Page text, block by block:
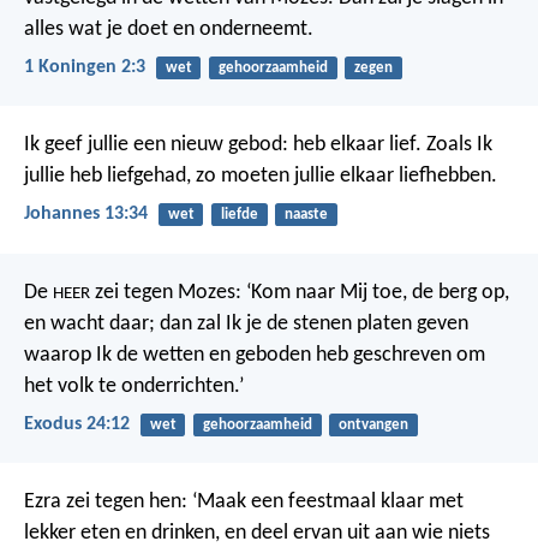
alles wat je doet en onderneemt.
1 Koningen 2:3 wet gehoorzaamheid zegen
Ik geef jullie een nieuw gebod: heb elkaar lief. Zoals Ik
jullie heb liefgehad, zo moeten jullie elkaar liefhebben.
Johannes 13:34 wet liefde naaste
De HEER zei tegen Mozes: ‘Kom naar Mij toe, de berg op,
en wacht daar; dan zal Ik je de stenen platen geven
waarop Ik de wetten en geboden heb geschreven om
het volk te onderrichten.’
Exodus 24:12 wet gehoorzaamheid ontvangen
Ezra zei tegen hen: ‘Maak een feestmaal klaar met
lekker eten en drinken, en deel ervan uit aan wie niets